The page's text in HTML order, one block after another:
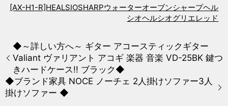
[AX-H1-R]HEALSIOSHARPウォーターオーブンシャープヘル
シオヘルシオグリエレッド
◆～詳しい方へ～ ギター アコースティックギター
Valiant ヴァリアント アコギ 楽器 音楽 VD-25BK 鍵つ
きハードケース!! ブラック◆
◆ブランド家具 NOCE ノーチェ 2人掛けソファー3人
掛けソファー ◆